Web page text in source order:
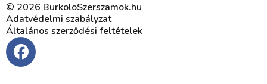
© 2026 BurkoloSzerszamok.hu
Adatvédelmi szabályzat
Általános szerződési feltételek
F
a
c